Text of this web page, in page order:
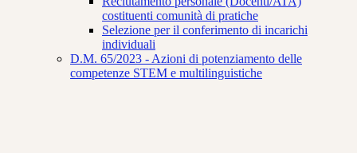
costituenti comunità di pratiche
Selezione per il conferimento di incarichi
individuali
D.M. 65/2023 - Azioni di potenziamento delle
competenze STEM e multilinguistiche